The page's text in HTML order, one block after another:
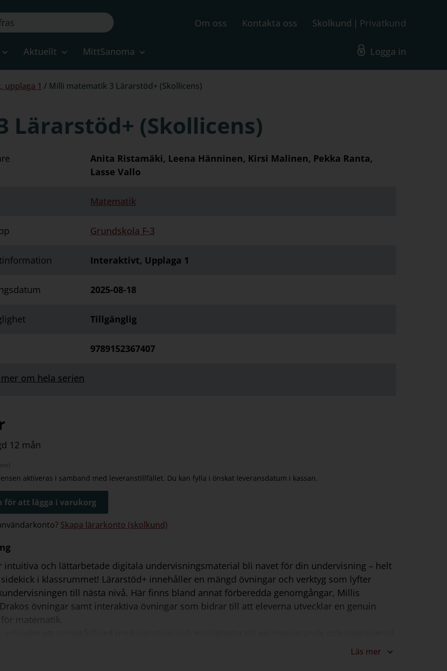
Om oss Kontakta oss Skolkund Privatkund
Aktuellt MittSanoma Logga in
upplaga 1 / Milli matematik 3 Lärarstöd+ (Skollicens)
(Skollicens)
Anita Ristamäki, Leena Hänninen, Kirsi Malinen, Pekka Ranta,
Lasse Vallo
Matematik
Grundskola F-3
Interaktivt, Upplaga 1
2025-08-18
Tillgänglig
9789152367407
mer om hela serien
12 mån
aktiveras i samband med leveranstillfället. Du kan fylla i önskat leveransdatum i kassan.
för att lägga i varukorg
Skapa lärarkonto (skolkund)
intuitiva och lättarbetade digitala undervisningsmaterial bli navet för din undervisning – helt
i klassrummet! Lärarstöd+ innehåller en mängd övningar och verktyg som lyfter
till nästa nivå. Här finns bland annat förberedda genomgångar, Millis
övningar samt interaktiva övningar som bidrar till att eleverna utvecklar en genuin
matematik.
Vad sägs som att starta en lektion med en berättelse som väcker elevernas intresse för
Läs mer